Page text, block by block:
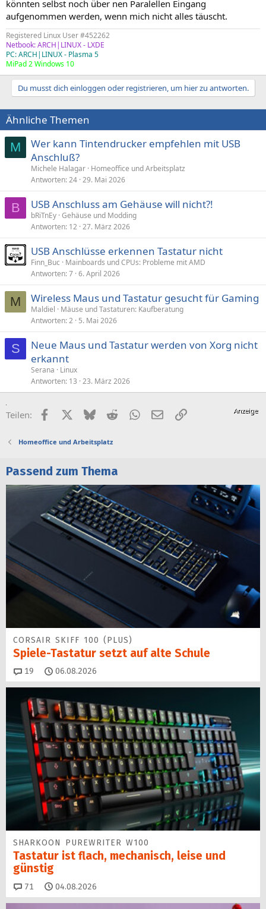
könnten selbst noch über nen Paralellen Eingang
aufgenommen werden, wenn mich nicht alles täuscht.
Registered Linux User #452262
Netbook: ARCH|LINUX - LXDE
PC: ARCH|LINUX - Plasma 5
MiPad 2 Windows 10
Du musst dich einloggen oder registrieren, um hier zu antworten.
Ähnliche Themen
M
Wer kann Tintendrucker empfehlen mit USB
Anschluß?
Michele Halagar Homeoffice und Arbeitsplatz
Antworten 24 29. Mai 2026
B USB Anschluss am Gehäuse will nicht?!
bRiTnEy Gehäuse und Modding
Antworten 12 27. März 2026
USB Anschlüsse erkennen Tastatur nicht
Finn_Buc
Mainboards und CPUs: Probleme mit AMD
Antworten 7 6. April 2026
M Wireless Maus und Tastatur gesucht für Gaming
Maldiel
Mäuse und Tastaturen: Kaufberatung
Antworten 2 5. Mai 2026
S
Neue Maus und Tastatur werden von Xorg nicht
erkannt
Serana
Linux
Antworten 13 23. März 2026
Teilen: FacebookX (Twitter)
BlueskyRedditWhatsApp
E-MailLink
Homeoffice und Arbeitsplatz
Passend zum Thema
CORSAIR SKIFF 100 (PLUS)
Spiele-Tastatur setzt auf alte Schule
19 Kommentare
06.08.2026
SHARKOON PUREWRITER W100
Tastatur ist flach, mechanisch, leise und
günstig
71 Kommentare
04.08.2026